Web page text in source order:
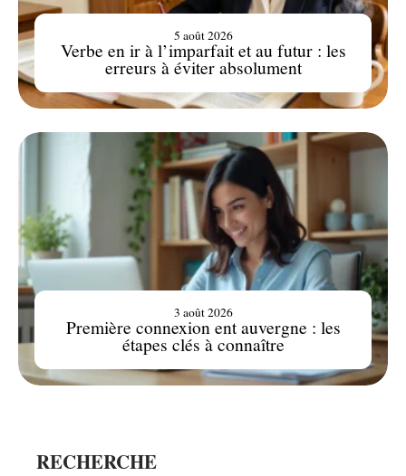
Verbe en ir à l’imparfait et au futur : les
erreurs à éviter absolument
5 août 2026
Première connexion ent auvergne : les
étapes clés à connaître
3 août 2026
RECHERCHE